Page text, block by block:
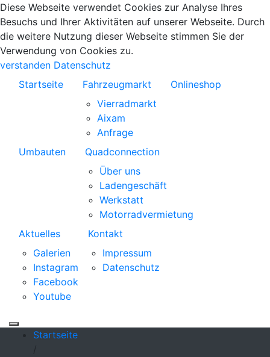
Diese Webseite verwendet Cookies zur Analyse Ihres
Besuchs und Ihrer Aktivitäten auf unserer Webseite. Durch
die weitere Nutzung dieser Webseite stimmen Sie der
Verwendung von Cookies zu.
verstanden Datenschutz
Startseite
Fahrzeugmarkt
Vierradmarkt
Aixam
Anfrage
Onlineshop
Umbauten
Quadconnection
Über uns
Ladengeschäft
Werkstatt
Motorradvermietung
Aktuelles
Galerien
Instagram
Facebook
Youtube
Kontakt
Impressum
Datenschutz
Startseite
/